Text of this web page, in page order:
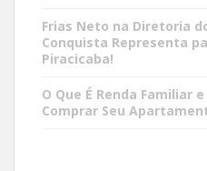
Frias Neto na Diretoria
Conquista Representa
Piracicaba!
O Que É Renda Familiar
Comprar Seu